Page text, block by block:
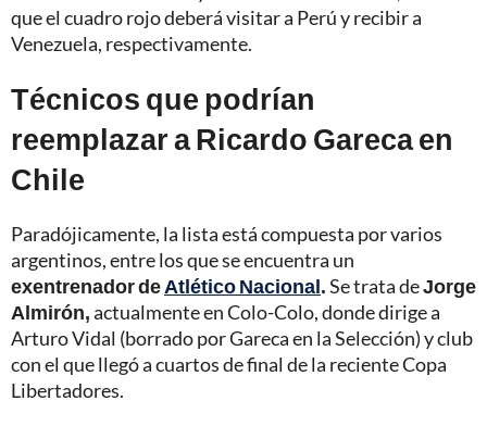
que el cuadro rojo deberá visitar a Perú y recibir a
Venezuela, respectivamente.
Técnicos que podrían
reemplazar a Ricardo Gareca en
Chile
Paradójicamente, la lista está compuesta por varios
argentinos, entre los que se encuentra un
exentrenador deAtlético Nacional.Se trata deJorge
Almirón,actualmente en Colo-Colo, donde dirige a
Arturo Vidal (borrado por Gareca en la Selección) y club
con el que llegó a cuartos de final de la reciente Copa
Libertadores.